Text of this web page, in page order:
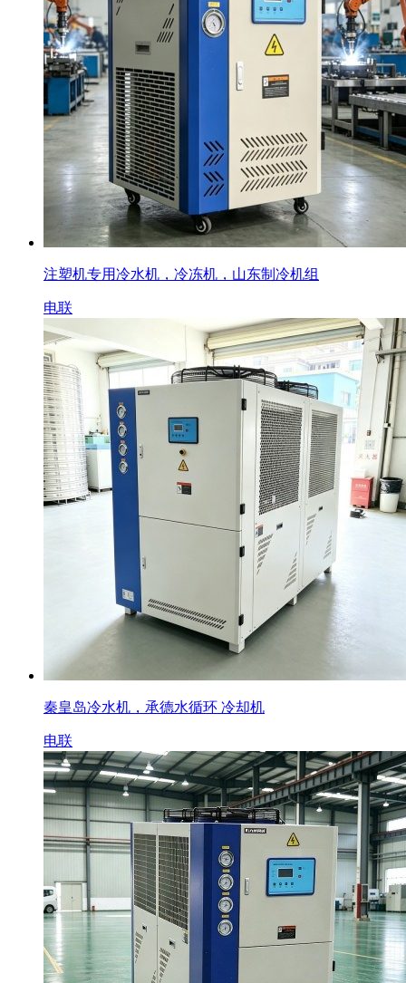
注塑机专用冷水机，冷冻机，山东制冷机组
电联
秦皇岛冷水机，承德水循环 冷却机
电联